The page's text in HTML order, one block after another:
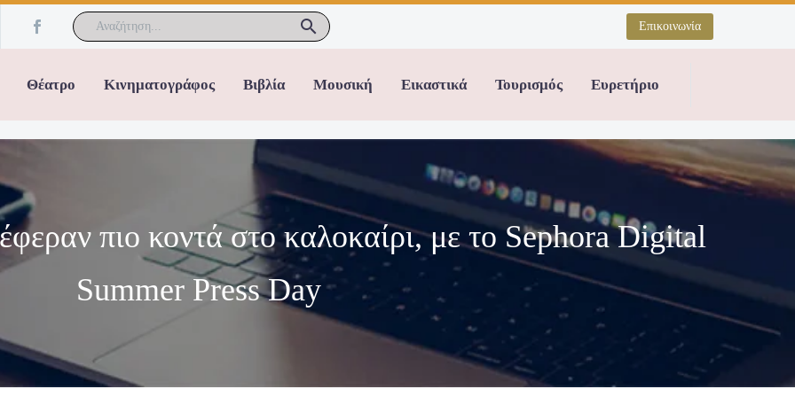
Επικοινωνία
Θέατρο Κινηματογράφος Βιβλία Μουσική Εικαστικά Τουρισμός Ευρετήριο
πιο κοντά στο καλοκαίρι, με το Sephora Digital
Summer Press Day